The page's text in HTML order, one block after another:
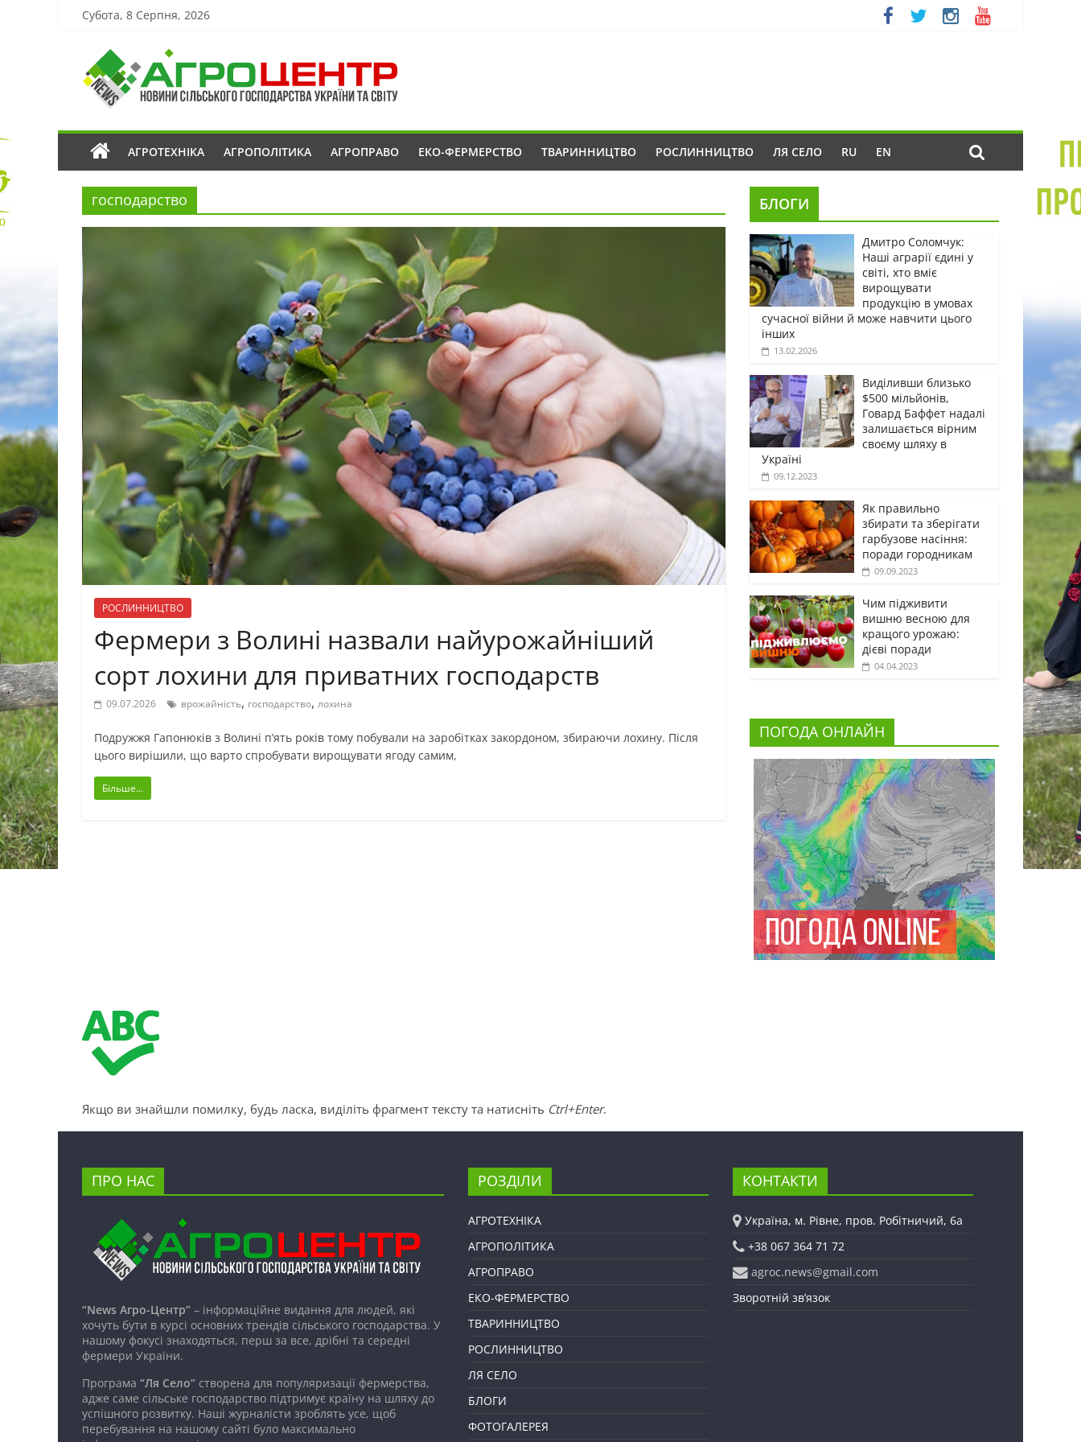
Субота, 8 Серпня, 2026
АГРОТЕХНІКА АГРОПОЛІТИКА АГРОПРАВО ЕКО-ФЕРМЕРСТВО ТВАРИННИЦТВО РОСЛИННИЦТВО ЛЯ СЕЛО RU EN
господарство
РОСЛИННИЦТВО
Фермери з Волині назвали найурожайніший
сорт лохини для приватних господарств
09.07.2026 врожайність, господарство, лохина
Подружжя Гапонюків з Волині п’ять років тому побували на заробітках закордоном, збираючи лохину. Після
цього вирішили, що варто спробувати вирощувати ягоду самим,
Більше...
БЛОГИ
Дмитро Соломчук:
Наші аграрії єдині у
світі, хто вміє
вирощувати
продукцію в умовах
сучасної війни й може навчити цього
інших
13.02.2026
Виділивши близько
$500 мільйонів,
Говард Баффет надалі
залишається вірним
своєму шляху в
Україні
09.12.2023
Як правильно
збирати та зберігати
гарбузове насіння:
поради городникам
09.09.2023
Чим підживити
вишню весною для
кращого урожаю:
дієві поради
04.04.2023
ПОГОДА ОНЛАЙН
Якщо ви знайшли помилку, будь ласка, виділіть фрагмент тексту та натисніть Ctrl+Enter.
ПРО НАС
“News Агро-Центр” – інформаційне видання для людей, які
хочуть бути в курсі основних трендів сільського господарства. У
нашому фокусі знаходяться, перш за все, дрібні та середні
фермери України.
Програма “Ля Село” створена для популяризації фермерства,
адже саме сільське господарство підтримує країну на шляху до
успішного розвитку. Наші журналісти зроблять усе, щоб
перебування на нашому сайті було максимально
РОЗДІЛИ
АГРОТЕХНІКА
АГРОПОЛІТИКА
АГРОПРАВО
ЕКО-ФЕРМЕРСТВО
ТВАРИННИЦТВО
РОСЛИННИЦТВО
ЛЯ СЕЛО
БЛОГИ
ФОТОГАЛЕРЕЯ
КОНТАКТИ
Україна, м. Рівне, пров. Робітничий, 6а
+38 067 364 71 72
agroc.news@gmail.com
Зворотній зв’язок